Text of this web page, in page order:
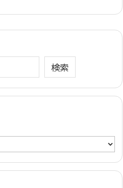
検索